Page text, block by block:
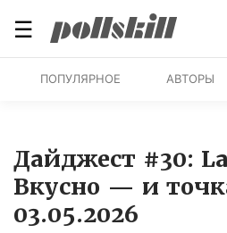
☰
ПОПУЛЯРНОЕ АВТОРЫ
Дайджест #30:
Вкусно — и
03.05.2026